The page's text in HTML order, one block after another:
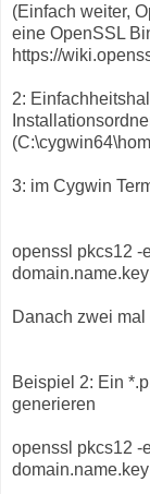
(Einfach weiter,
eine OpenSSL
https://
2:
3: im Cygwin
openssl pkcs12 -
Danach zwei
Beispiel 2: Ein
generieren
openssl pkcs12 -